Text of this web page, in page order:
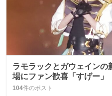
ラモラックとガウェインの
場にファン歓喜「すげー」
104件のポスト